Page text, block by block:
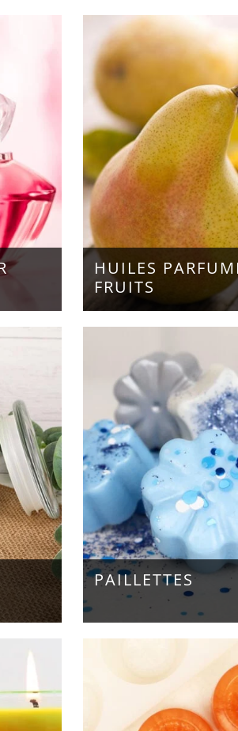
HUILES
FRUITS
PAILLETTES